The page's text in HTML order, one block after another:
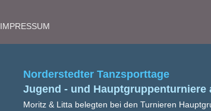
IMPRESSUM
Norderstedter Tanzsporttage
Jugend - und Hauptgruppenturniere
Moritz & Litta belegten bei den Turnieren